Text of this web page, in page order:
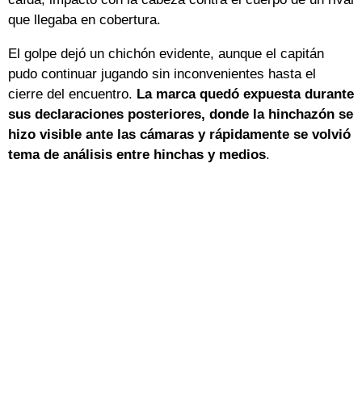
que llegaba en cobertura.
El golpe dejó un chichón evidente, aunque el capitán
pudo continuar jugando sin inconvenientes hasta el
cierre del encuentro. La marca quedó expuesta durante
sus declaraciones posteriores, donde la hinchazón se
hizo visible ante las cámaras y rápidamente se volvió
tema de análisis entre hinchas y medios.